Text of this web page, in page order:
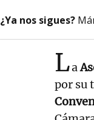
¿Ya nos sigues?
La
por su